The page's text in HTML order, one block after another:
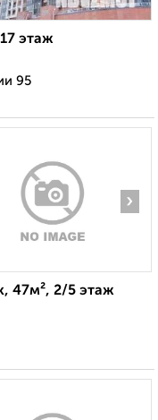
этаж
95
›
47м², 2/5 этаж